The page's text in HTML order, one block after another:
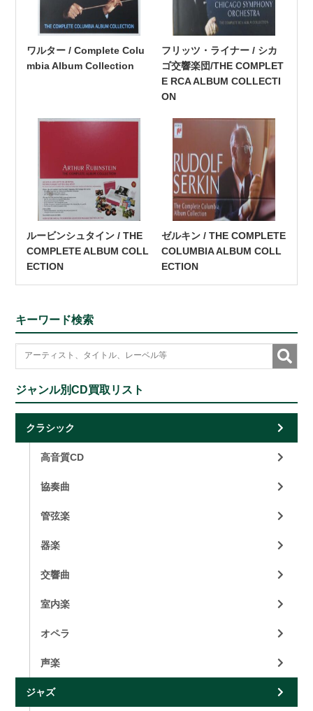
ワルター / Complete Colu
mbia Album Collection
フリッツ・ライナー / シカ
ゴ交響楽団/THE COMPLET
E RCA ALBUM COLLECTI
ON
ルービンシュタイン / THE
COMPLETE ALBUM COLL
ECTION
ゼルキン / THE COMPLETE
COLUMBIA ALBUM COLL
ECTION
キーワード検索
ジャンル別CD買取リスト
クラシック
高音質CD
協奏曲
管弦楽
器楽
交響曲
室内楽
オペラ
声楽
ジャズ